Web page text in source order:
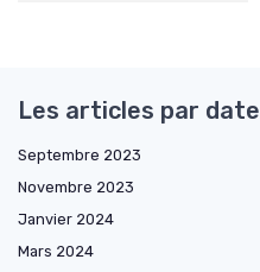
Les articles par date
Septembre 2023
Novembre 2023
Janvier 2024
Mars 2024